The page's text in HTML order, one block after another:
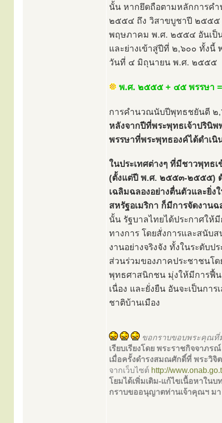
นั้น หากยึดถือตามหลักการค
๒๕๕๔ ถึง วิสาขบูชาปี ๒๕๕๕
พฤษภาคม พ.ศ. ๒๕๕๔ อันเป็
และย่างเข้าสู่ปีที่ ๒,๖๐๐ ทั้งนี้
วันที่ ๔ มิถุนายน พ.ศ. ๒๕๕๕
พ.ศ. ๒๕๕๕ + ๔๕ พรรษา
การคำนวณนับปีพุทธชยันตี ๒,
หลังจากปีที่พระพุทธเจ้าปรินิ
พรรษาที่พระพุทธองค์ได้ดำเ
ในประเทศต่างๆ ที่มีชาวพุทธ
(ตั้งแต่ปี พ.ศ. ๒๕๕๓-๒๕๕๕) ดั
เฉลิมฉลองอย่างตื่นตัวและยิ่
สหรัฐอเมริกา ก็มีการจัดงาน
นั้น รัฐบาลไทยได้ประกาศใ
ทางการ โดยสั่งการและสนับ
งานอย่างจริงจัง ทั้งในระดับ
ส่วนร่วมของภาคประชาชนโ
พุทธศาสนิกชน มุ่งให้มีการฟื้น
เนื่อง และยั่งยืน อันจะเป็นกา
ชาติบ้านเมือง
ขอกราบขอบพระคุณที่
เรียบเรียงโดย พระราชกิจจาภ
เมื่อครั้งดำรงสมณศักดิ์ที่ พระวิจิ
จากเว็บไซต์ http://
โยมได้เพิ่มเติม-แก้ไขเนื้อหาในบ
กราบขออนุญาตท่านเจ้าคุณฯ ม